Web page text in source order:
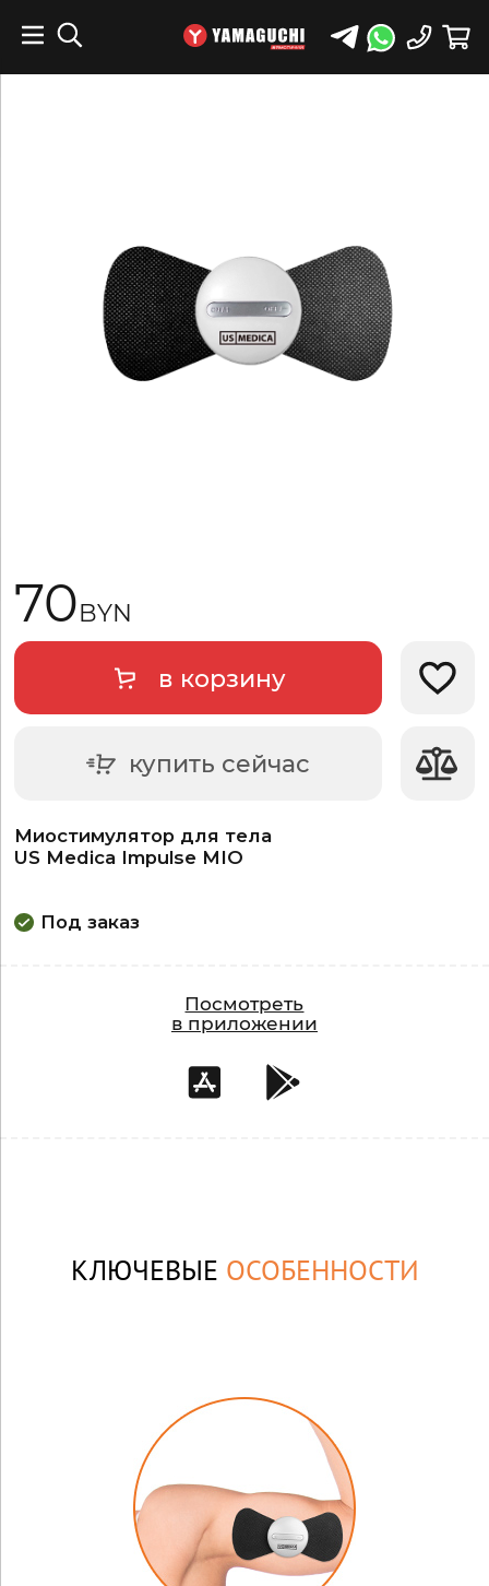
Миостимулятор для тела
US Medica Impulse MIO
Под заказ
70BYN
в корзину
купить сейчас
Посмотреть
в приложении
КЛЮЧЕВЫЕ ОСОБЕННОСТИ